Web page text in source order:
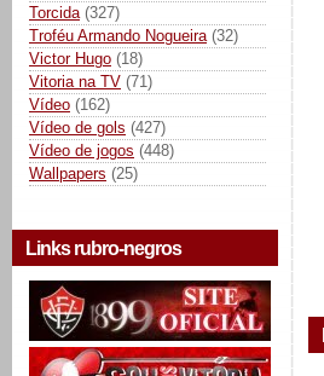
Torcida (327)
Troféu Armando Nogueira (32)
Victor Hugo (18)
Vitoria na TV (71)
Vídeo (162)
Vídeo de gols (427)
Vídeo de jogos (448)
Wallpapers (25)
Links rubro-negros